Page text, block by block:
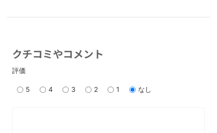
クチコミやコメント
評価
5 4 3 2 1 なし